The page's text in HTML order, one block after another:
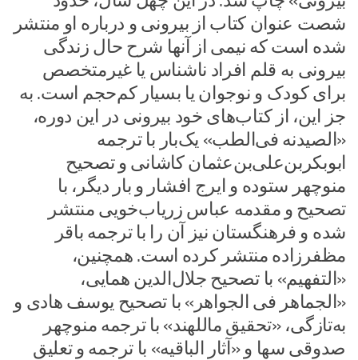
شصت عنوان کتاب از بیرونی و درباره‌ او منتشر
شده است که نیمی از آنها شرح حال زندگی
بیرونی به قلم افراد ناشناس یا غیرمتخصص
برای کودک و نوجوان یا بسیار کم‌حجم است. به
جز این، از کتاب‌های خود بیرونی در این دوره،
«الصیدنه فی‌الطب» یک‌بار با ترجمه‌
ابوبکربن‌علی‌بن‌عثمان کاشانی و تصحیح
منوچهر ستوده و ایرج افشار و بار دیگر، با
تصحیح و مقدمه‌ عباس زریاب‌خویی منتشر
شده و فرهنگستان نیز آن را با ترجمه باقر
مظفرزاده منتشر کرده است. همچنین،
«التفهیم» با تصحیح جلال‌الدین همایی،
«الجماهر فی الجواهر» با تصحیح یوسف هادی و
به‌تازگی، «تحقیق ماللهند» با ترجمه منوچهر
صدوقی سها و «آثار الباقیه» با ترجمه‌ و تعلیق